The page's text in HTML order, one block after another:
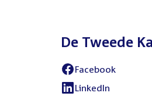
De Tweede
External
link:
Facebook
External
LinkedIn